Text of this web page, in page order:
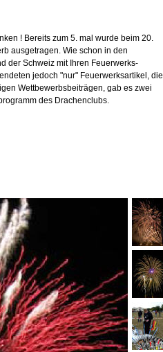
! Bereits zum 5. mal wurde beim 20.
ausgetragen. Wie schon in den
der Schweiz mit Ihren Feuerwerks-
jedoch "nur" Feuerwerksartikel, die
Wettbewerbsbeiträgen, gab es zwei
des Drachenclubs.